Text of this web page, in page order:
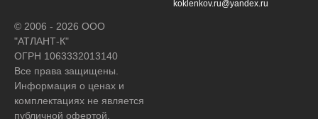
© 2006 - 2026 ООО
"АТЛАНТ-К"
ОГРН 1063332013140
Все права защищены.
Информация о ценах и
комплектациях не является
публичной офертой.
koklenkov.ru@yandex.ru